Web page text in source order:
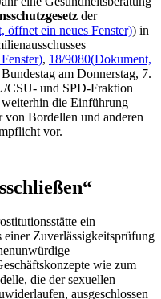
der
öffnet ein neues Fenster)) in
, 18/9080(Dokument,
am Donnerstag, 7.
CSU- und SPD-Fraktion
die Einführung
Bordellen und anderen
vor.
ein
einer Zuverlässigkeitsprüfung
wie zum
die der sexuellen
ausgeschlossen